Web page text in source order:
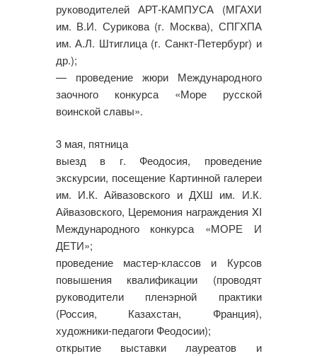
руководителей АРТ-КАМПУСА (МГАХИ
им. В.И. Сурикова (г. Москва), СПГХПА
им. А.Л. Штиглица (г. Санкт-Петербург) и
др.);
— проведение жюри Международного
заочного конкурса «Море русской
воинской славы».
3 мая, пятница
выезд в г. Феодосия, проведение
экскурсии, посещение Картинной галереи
им. И.К. Айвазовского и ДХШ им. И.К.
Айвазовского, Церемония награждения XI
Международного конкурса «МОРЕ И
ДЕТИ»;
проведение мастер-классов и Курсов
повышения квалификации (проводят
руководители пленэрной практики
(Россия, Казахстан, Франция),
художники-педагоги Феодосии);
открытие выставки лауреатов и